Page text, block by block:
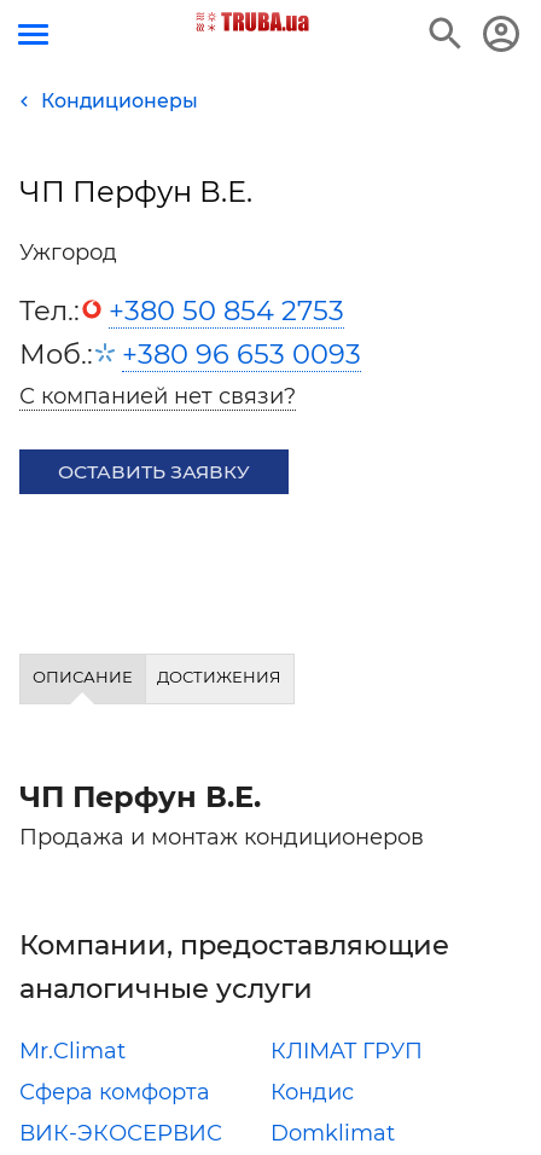
Кондиционеры
ЧП Перфун В.Е.
Ужгород
Тел.:
+380 50 854 2753
Моб.:
+380 96 653 0093
С компанией нет связи?
ОСТАВИТЬ ЗАЯВКУ
ОПИСАНИЕ ДОСТИЖЕНИЯ
ЧП Перфун В.Е.
Продажа и монтаж кондиционеров
Компании, предоставляющие
аналогичные услуги
Mr.Climat
КЛIMAT ГРУП
Сфера комфорта
Кондис
ВИК-ЭКОСЕРВИС
Domklimat